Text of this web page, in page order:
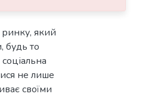
ринку, який
будь то
не лише
своїми